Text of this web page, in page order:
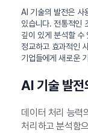
AI 기술의 발전은 사
있습니다. 전통적인
깊이 있게 분석할 수
정교하고 효과적인
기업들에게 새로운
AI 기술 발전
데이터 처리 능력
처리하고 분석함